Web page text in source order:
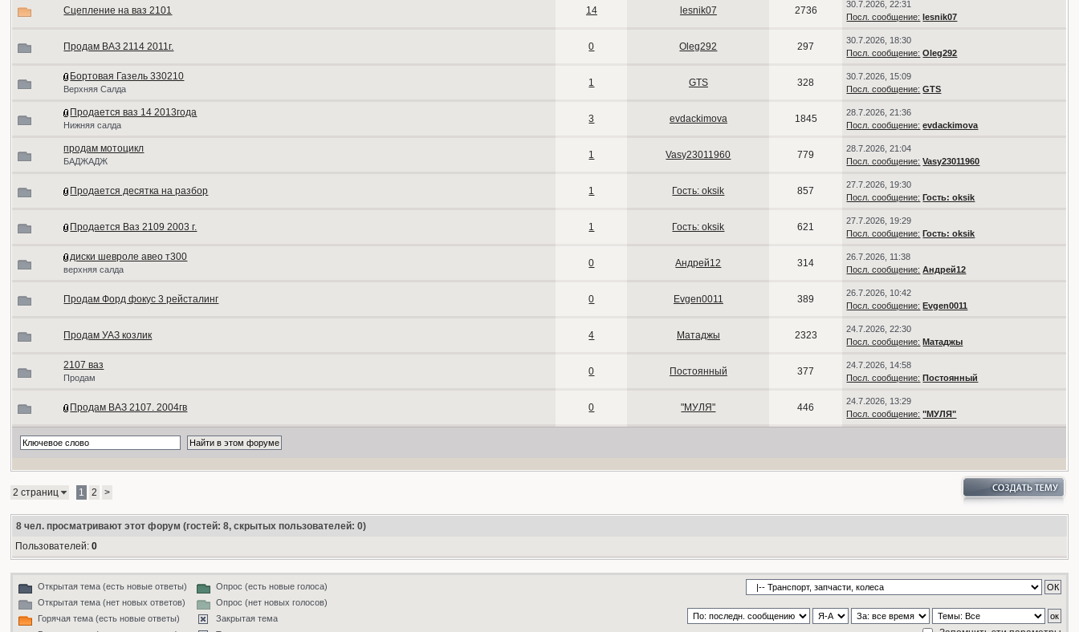
Сцепление на ваз 2101 14 lesnik07 2736
30.7.2026, 22:31
Посл. сообщение: lesnik07
Продам ВАЗ 2114 2011г. 0 Oleg292 297
30.7.2026, 18:30
Посл. сообщение: Oleg292
Бортовая Газель 330210
Верхняя Салда
1 GTS 328
30.7.2026, 15:09
Посл. сообщение: GTS
Продается ваз 14 2013года
Нижняя салда
3 evdackimova 1845
28.7.2026, 21:36
Посл. сообщение: evdackimova
продам мотоцикл
БАДЖАДЖ
1 Vasy23011960 779
28.7.2026, 21:04
Посл. сообщение: Vasy23011960
Продается десятка на разбор 1 Гость: oksik 857
27.7.2026, 19:30
Посл. сообщение: Гость: oksik
Продается Ваз 2109 2003 г. 1 Гость: oksik 621
27.7.2026, 19:29
Посл. сообщение: Гость: oksik
диски шевроле авео т300
верхняя салда
0 Андрей12 314
26.7.2026, 11:38
Посл. сообщение: Андрей12
Продам Форд фокус 3 рейсталинг 0 Evgen0011 389
26.7.2026, 10:42
Посл. сообщение: Evgen0011
Продам УАЗ козлик 4 Матаджы 2323
24.7.2026, 22:30
Посл. сообщение: Матаджы
2107 ваз
Продам
0 Постоянный 377
24.7.2026, 14:58
Посл. сообщение: Постоянный
Продам ВАЗ 2107. 2004гв 0 "МУЛЯ" 446
24.7.2026, 13:29
Посл. сообщение: "МУЛЯ"
2 страниц 1 2 >
8 чел. просматривают этот форум (гостей: 8, скрытых пользователей: 0)
Пользователей:0
Открытая тема (есть новые ответы)
Открытая тема (нет новых ответов)
Горячая тема (есть новые ответы)
Опрос (есть новые голоса)
Опрос (нет новых голосов)
Закрытая тема